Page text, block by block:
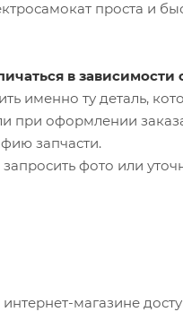
проста и
в
именно ту деталь,
при оформлении
запчасти.
фото или
магазине